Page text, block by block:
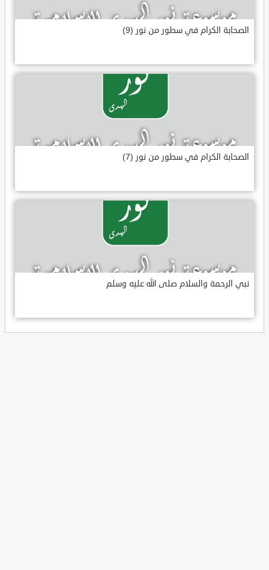
الصحابة الكرام في سطور من نور (9)
الصحابة الكرام في سطور من نور (7)
نبي الرحمة والسلام صلى الله عليه وسلم